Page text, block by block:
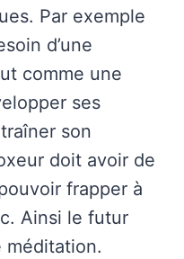
Par exemple
d’une
comme une
ses
son
doit avoir de
frapper à
Ainsi le futur
méditation.